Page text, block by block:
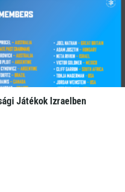
Játékok Izraelben